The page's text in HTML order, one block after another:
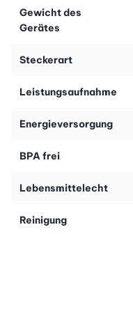
Gewicht des
Gerätes
Steckerart
Leistungsaufnahme
Energieversorgung
BPA frei
Lebensmittelecht
Reinigung